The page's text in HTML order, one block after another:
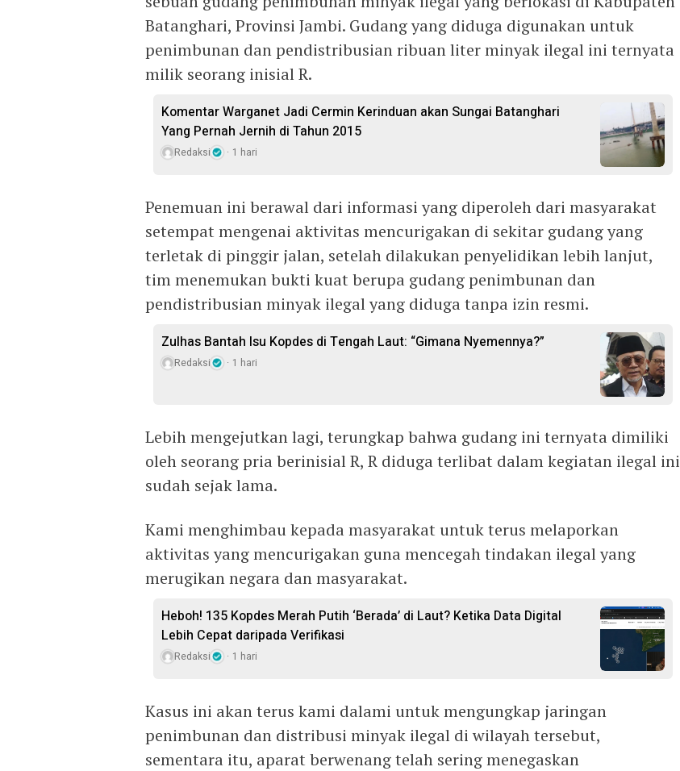
Batanghari, Provinsi Jambi. Gudang yang diduga digunakan untuk
penimbunan dan pendistribusian ribuan liter minyak ilegal ini ternyata
milik seorang inisial R.
Komentar Warganet Jadi Cermin Kerinduan akan Sungai Batanghari
Yang Pernah Jernih di Tahun 2015
Redaksi 1 hari
Penemuan ini berawal dari informasi yang diperoleh dari masyarakat
setempat mengenai aktivitas mencurigakan di sekitar gudang yang
terletak di pinggir jalan, setelah dilakukan penyelidikan lebih lanjut,
tim menemukan bukti kuat berupa gudang penimbunan dan
pendistribusian minyak ilegal yang diduga tanpa izin resmi.
Zulhas Bantah Isu Kopdes di Tengah Laut: “Gimana Nyemennya?”
Redaksi 1 hari
Lebih mengejutkan lagi, terungkap bahwa gudang ini ternyata dimiliki
oleh seorang pria berinisial R, R diduga terlibat dalam kegiatan ilegal ini
sudah sejak lama.
Kami menghimbau kepada masyarakat untuk terus melaporkan
aktivitas yang mencurigakan guna mencegah tindakan ilegal yang
merugikan negara dan masyarakat.
Heboh! 135 Kopdes Merah Putih ‘Berada’ di Laut? Ketika Data Digital
Lebih Cepat daripada Verifikasi
Redaksi 1 hari
Kasus ini akan terus kami dalami untuk mengungkap jaringan
penimbunan dan distribusi minyak ilegal di wilayah tersebut,
sementara itu, aparat berwenang telah sering menegaskan